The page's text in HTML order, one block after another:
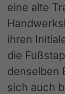
eine alte
ihren
die
denselben
sich auch